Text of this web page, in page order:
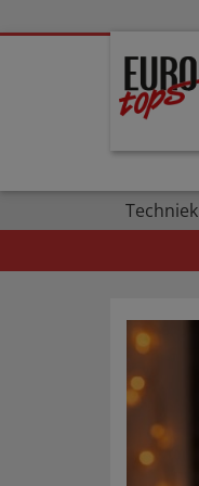
Techniek